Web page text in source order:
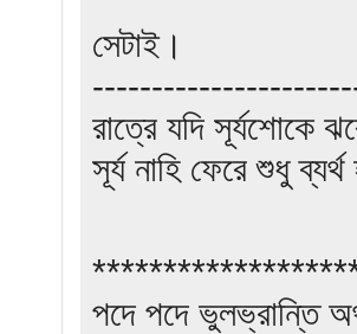
সেটাই।
রাত্রে যদি সূর্যশোকে
সূর্য নাহি ফেরে শুধু ব্যর্থ
পদে পদে ভুলভ্রান্তি